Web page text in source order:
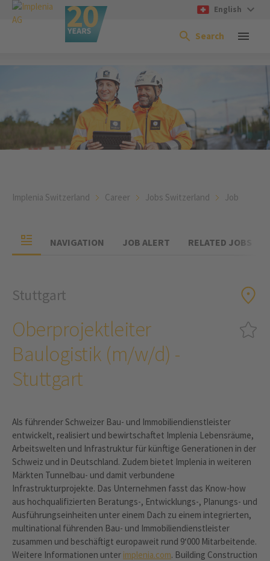
English
Search
Implenia Switzerland Career Jobs Switzerland Job
NAVIGATION JOB ALERT RELATED JOBS
Stuttgart
Oberprojektleiter
Baulogistik (m/w/d) -
Stuttgart
Als führender Schweizer Bau- und Immobiliendienstleister
entwickelt, realisiert und bewirtschaftet Implenia Lebensräume,
Arbeitswelten und Infrastruktur für künftige Generationen in der
Schweiz und in Deutschland. Zudem bietet Implenia in weiteren
Märkten Tunnelbau- und damit verbundene
Infrastrukturprojekte. Das Unternehmen fasst das Know-how
aus hochqualifizierten Beratungs-, Entwicklungs-, Planungs- und
Ausführungseinheiten unter einem Dach zu einem integrierten,
multinational führenden Bau- und Immobiliendienstleister
zusammen und beschäftigt europaweit rund 9‘000 Mitarbeitende.
Weitere Informationen unter implenia.com. Building Construction